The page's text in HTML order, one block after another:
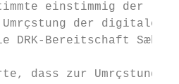
einstimmig der
Umrçstung der digitalen
DRK-Bereitschaft Sæhn-
dass zur Umrçstung